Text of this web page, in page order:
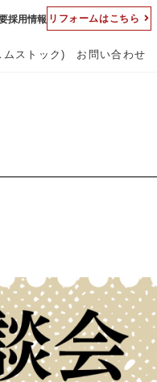
採用情報 リフォームはこちら
様の声
ストック) お問い合わせ